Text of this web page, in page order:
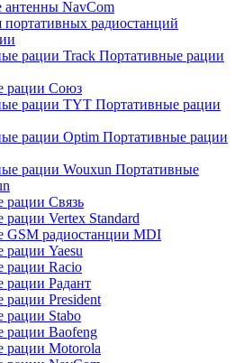
антенны NavCom
радиостанций
Портативные рации
рации Союз
Портативные рации
Портативные рации
Портативные
рации Связь
Vertex Standard
GSM радиостанции MDI
рации Yaesu
рации Racio
рации Радант
рации President
рации Stabo
рации Baofeng
рации Motorola